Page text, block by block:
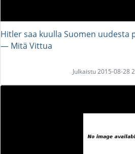
Hitler saa kuulla Suomen uudesta
― Mitä Vittua
Julkaistu 2015-08-28